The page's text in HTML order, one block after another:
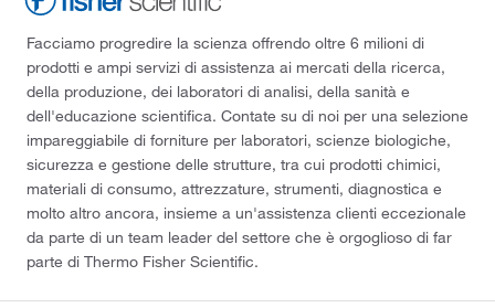
Facciamo progredire la scienza offrendo oltre 6 milioni di
prodotti e ampi servizi di assistenza ai mercati della ricerca,
della produzione, dei laboratori di analisi, della sanità e
dell'educazione scientifica. Contate su di noi per una selezione
impareggiabile di forniture per laboratori, scienze biologiche,
sicurezza e gestione delle strutture, tra cui prodotti chimici,
materiali di consumo, attrezzature, strumenti, diagnostica e
molto altro ancora, insieme a un'assistenza clienti eccezionale
da parte di un team leader del settore che è orgoglioso di far
parte di Thermo Fisher Scientific.